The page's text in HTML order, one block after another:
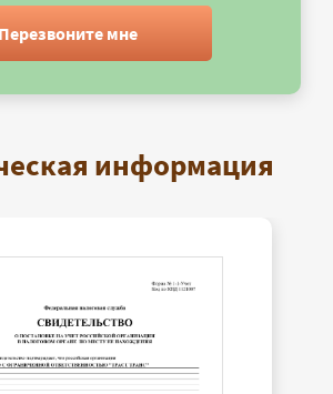
Перезвоните мне
информация